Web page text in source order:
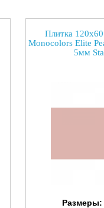
Плитка
Monocolors Elite
5мм
Размеры: